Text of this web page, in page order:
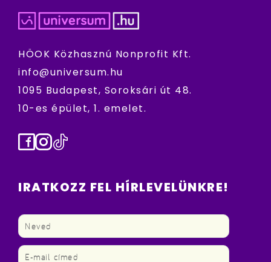
HÖOK Közhasznú Nonprofit Kft.
info@universum.hu
1095 Budapest, Soroksári út 48.
10-es épület, 1. emelet.
Facebook
Instagram
TikTok
IRATKOZZ FEL HÍRLEVELÜNKRE!